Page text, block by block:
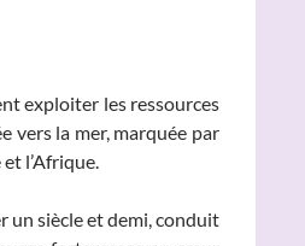
exploiter les ressources
vers la mer, marquée par
l’Afrique.
un siècle et demi, conduit